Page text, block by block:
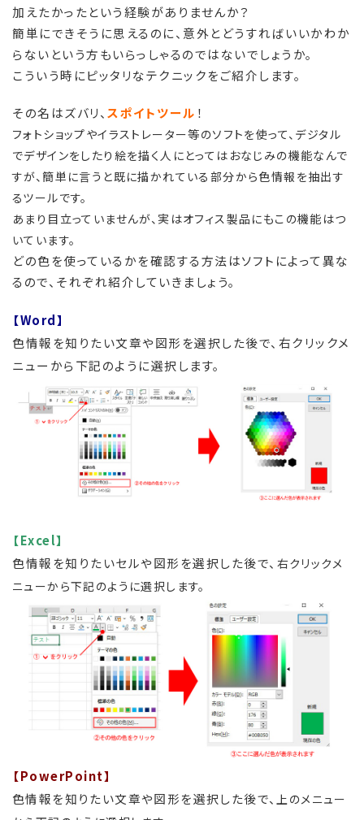
加えたかったという経験がありませんか？
簡単にできそうに思えるのに、意外とどうすればいいかわか
らないという方もいらっしゃるのではないでしょうか。
こういう時にピッタリなテクニックをご紹介します。
その名はズバリ、 スポイトツール ！
フォ トショップやイラストレーター等のソフトを使って、 デジタル
でデザインをしたり絵を描く人にとってはおなじみの機能なんで
すが、簡単に言うと既に描かれている部分から色情報を抽出す
るツールです。
あまり目立っていませんが、実はオフィス製品にもこの機能はつ
いています。
どの色を使っているかを確認する方法はソフトによって異な
るので、それぞれ紹介していきましょう。
【Word】
色情報を知りたい文章や図形を選択した後で、右クリックメ
ニューから下記のように選択します。
【Excel】
色情報を知りたいセルや図形を選択した後で、 右クリックメ
ニューから下記のように選択します。
【PowerPoint】
色情報を知りたい文章や図形を選択した後で、 上のメニュー